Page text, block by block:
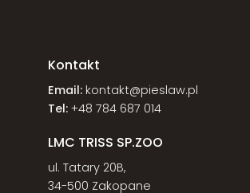
Kontakt
Email: kontakt@pieslaw.pl
Tel: +48 784 687 014
LMC TRISS SP.ZOO
ul. Tatary 20B,
34-500 Zakopane